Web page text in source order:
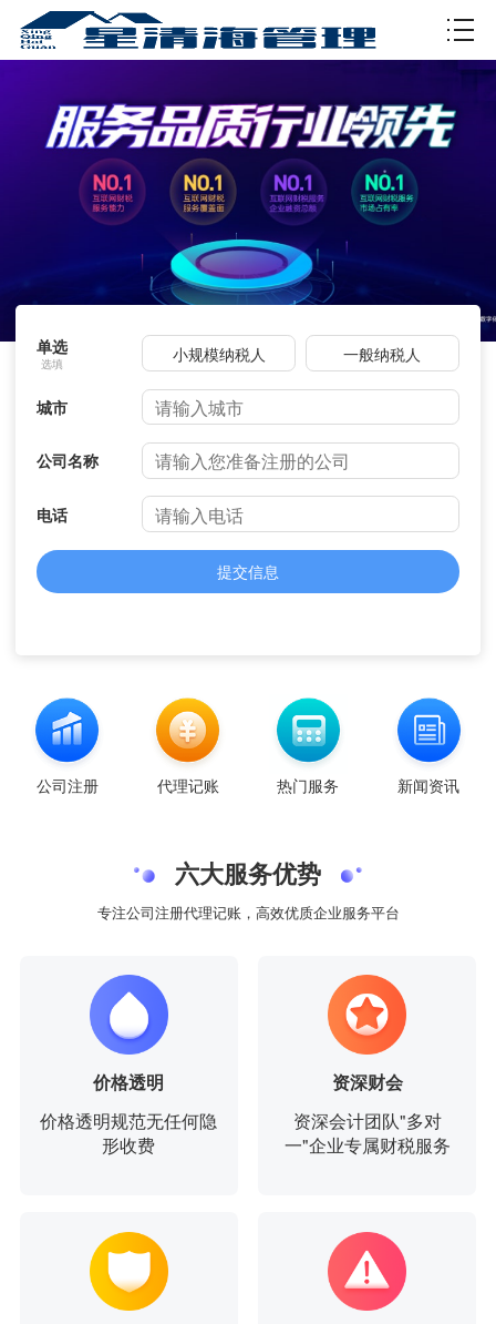
资质许可
单选 小规模纳税人 一般纳税人
城市
公司名称
电话
提交信息
公司注册 代理记账 热门服务 新闻资讯
六大服务优势
专注公司注册代理记账，高效优质企业服务平台
价格透明
价格透明规范无任何隐
形收费
资深财会
资深会计团队"多对
一"企业专属财税服务